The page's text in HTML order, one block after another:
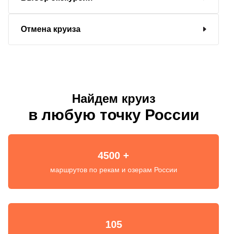
Отмена круиза
Найдем круиз
в любую точку России
4500 +
маршрутов по рекам и озерам России
105